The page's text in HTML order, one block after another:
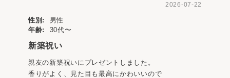
2026-07-22
性別:
男性
年齢:
30代〜
新築祝い
親友の新築祝いにプレゼントしました。
香りがよく、見た目も最高にかわいいので